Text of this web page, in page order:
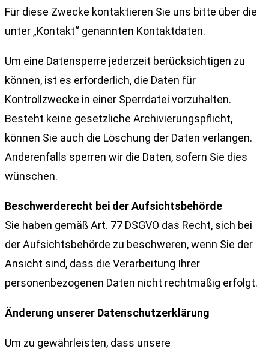
Für diese Zwecke kontaktieren Sie uns bitte über die
unter „Kontakt“ genannten Kontaktdaten.
Um eine Datensperre jederzeit berücksichtigen zu
können, ist es erforderlich, die Daten für
Kontrollzwecke in einer Sperrdatei vorzuhalten.
Besteht keine gesetzliche Archivierungspflicht,
können Sie auch die Löschung der Daten verlangen.
Anderenfalls sperren wir die Daten, sofern Sie dies
wünschen.
Beschwerderecht bei der Aufsichtsbehörde
Sie haben gemäß Art. 77 DSGVO das Recht, sich bei
der Aufsichtsbehörde zu beschweren, wenn Sie der
Ansicht sind, dass die Verarbeitung Ihrer
personenbezogenen Daten nicht rechtmäßig erfolgt.
Änderung unserer Datenschutzerklärung
Um zu gewährleisten, dass unsere